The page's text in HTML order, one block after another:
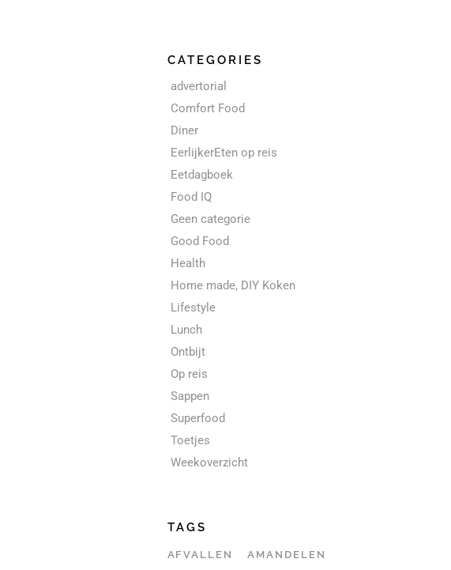
CATEGORIES
advertorial
Comfort Food
Diner
EerlijkerEten op reis
Eetdagboek
Food IQ
Geen categorie
Good Food
Health
Home made, DIY Koken
Lifestyle
Lunch
Ontbijt
Op reis
Sappen
Superfood
Toetjes
Weekoverzicht
TAGS
AFVALLEN AMANDELEN